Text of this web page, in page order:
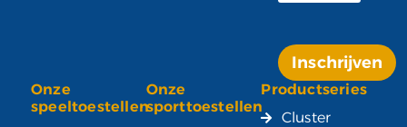
Inschrijven
Alternative:
Onze
speeltoestellen
Onze
sporttoestellen
Productseries
Cluster